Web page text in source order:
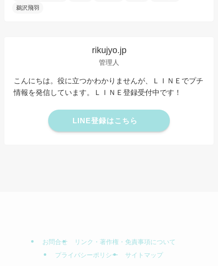
鵜沢飛羽
rikujyo.jp
管理人
こんにちは。役に立つかわかりませんが、ＬＩＮＥでプチ
情報を発信しています。ＬＩＮＥ登録受付中です！
LINE登録はこちら
お問合せ
リンク・著作権・免責事項について
プライバシーポリシー
サイトマップ